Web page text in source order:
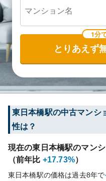
1分
とりあえず
東日本橋駅の中古マンシ
性は？
現在の東日本橋駅のマン
（前年比 +17.73%）
東日本橋駅の価格は過去8年で